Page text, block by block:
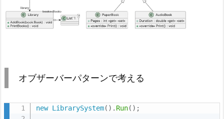
オブザーバーパターンで考える
new LibrarySystem( ) . Run( ) ;